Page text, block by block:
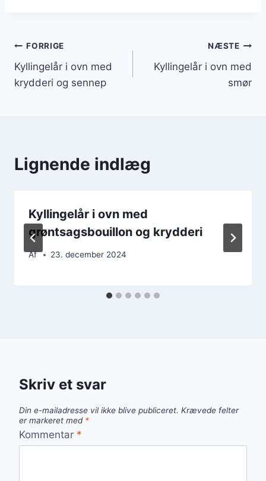
Indlægsnavigation
FORRIGE
Kyllingelår i ovn med
krydderi og sennep
NÆSTE
Kyllingelår i ovn med
smør
Lignende indlæg
Kyllingelår i ovn med
grøntsagsbouillon og krydderi
Af 23. december 2024
Skriv et svar
Din e-mailadresse vil ikke blive publiceret. Krævede felter
er markeret med *
Kommentar *